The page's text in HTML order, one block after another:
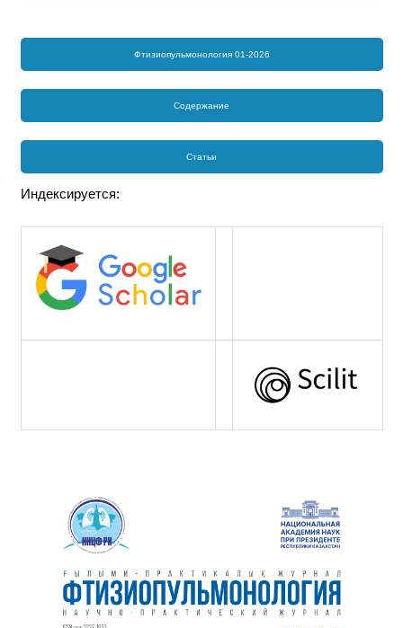
Фтизиопульмонология 01-2026
Содержание
Статьи
Индексируется: